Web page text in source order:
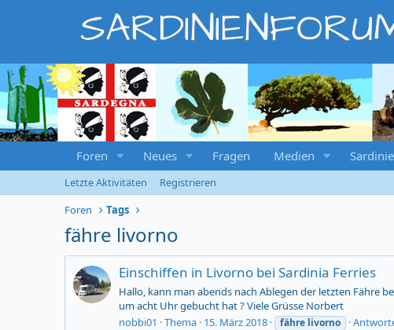
Foren Neues Fragen Medien
Letzte Aktivitäten
Registrieren
Foren
Tags
fähre livorno
Einschiffen in Livorno bei Sardinia Ferries
Hallo, kann man abends nach Ablegen der letzten Fähre
um acht Uhr gebucht hat ? Viele Grüsse Norbert
nobbi01
Thema 15. März 2018 fähre livorno